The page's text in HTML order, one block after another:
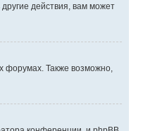
действия, вам может
форумах. Также возможно,